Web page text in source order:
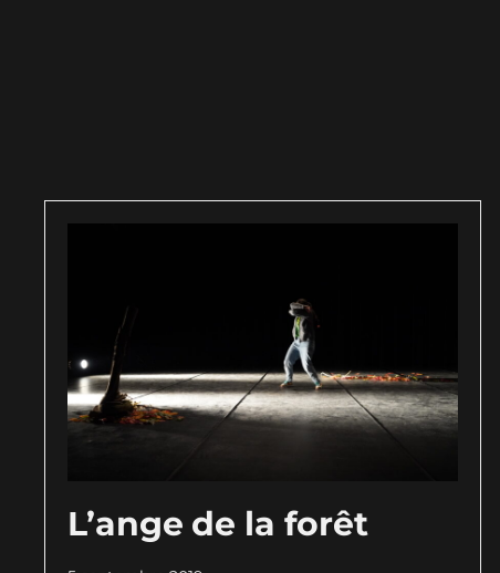
L’ange de la forêt